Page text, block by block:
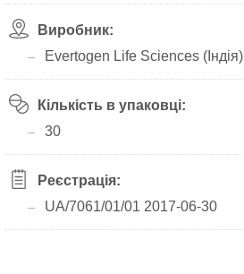
Виробник:
Evertogen Life Sciences (Індія)
Кількість в упаковці:
30
Реєстрація:
UA/7061/01/01 2017-06-30